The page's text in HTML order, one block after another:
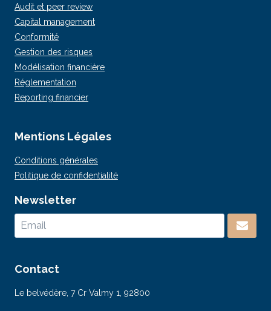
Audit et peer review
Capital management
Conformité
Gestion des risques
Modélisation financière
Réglementation
Reporting financier
Mentions Légales
Conditions générales
Politique de confidentialité
Newsletter
Contact
Le belvédère, 7 Cr Valmy 1, 92800